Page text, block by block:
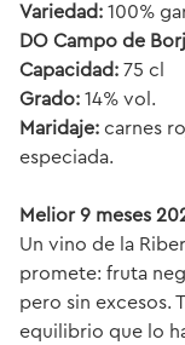
Variedad: 100%
DO Campo de
Capacidad: 75 cl
Grado: 14% vol.
Maridaje: carnes
especiada.
Melior 9 meses
Un vino de la
promete: fruta
pero sin excesos.
equilibrio que lo